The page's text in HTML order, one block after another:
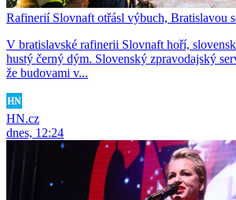
Rafinerií Slovnaft otřásl výbuch, Bratislavou
V bratislavské rafinerii Slovnaft hoří,
hustý černý dým. Slovenský zpravodajský
že budovami v...
HN.cz
dnes, 12:24